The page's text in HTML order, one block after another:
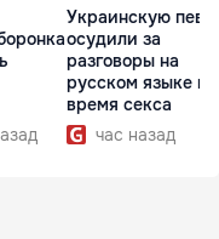
Украинскую
осудили за
разговоры на
русском языке во
время секса
час назад